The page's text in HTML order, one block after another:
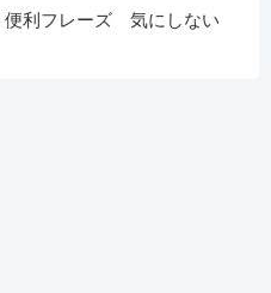
利フレーズ 気にしない